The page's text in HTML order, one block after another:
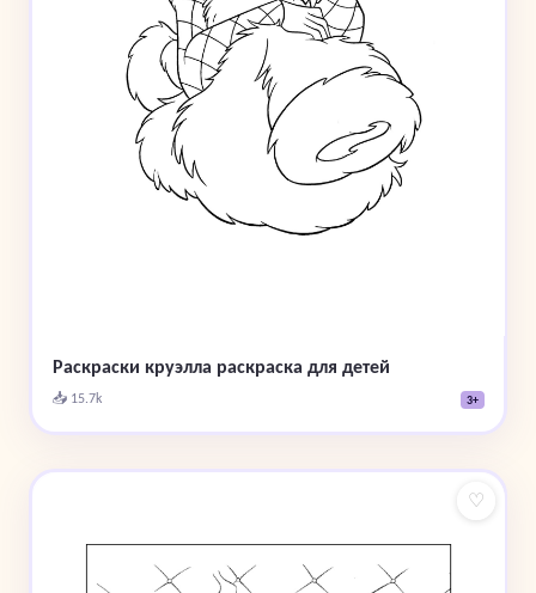
Раскраски круэлла раскраска для детей
📥 15.7k 3+
♡